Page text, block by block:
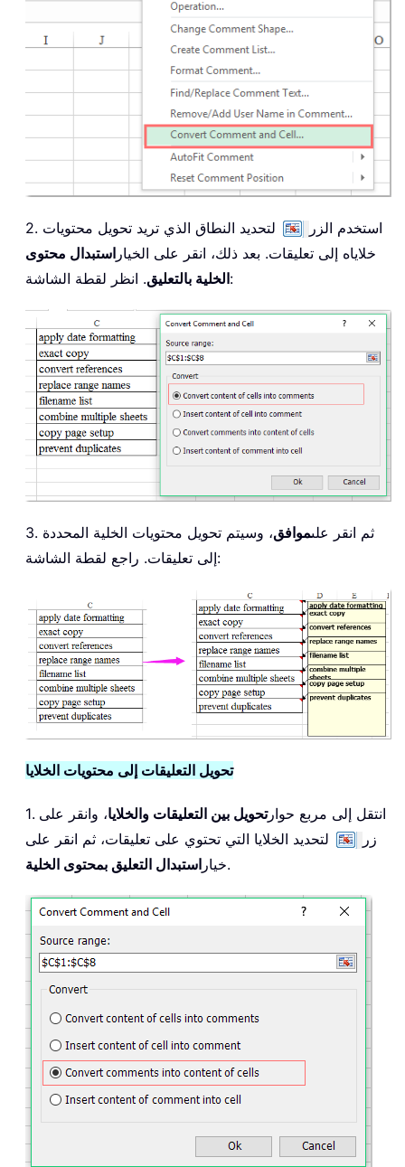
2. استخدم الزر
لتحديد النطاق الذي تريد تحويل محتويات
خلاياه إلى تعليقات. بعد ذلك، انقر على الخيار استبدال محتوى
الخلية بالتعليق. انظر لقطة الشاشة:
3. ثم انقر علىموافق، وسيتم تحويل محتويات الخلية المحددة
إلى تعليقات. راجع لقطة الشاشة:
تحويل التعليقات إلى محتويات الخلايا
1. انتقل إلى مربع حوارتحويل بين التعليقات والخلايا، وانقر على
زر
لتحديد الخلايا التي تحتوي على تعليقات، ثم انقر على
خيار استبدال التعليق بمحتوى الخلية .